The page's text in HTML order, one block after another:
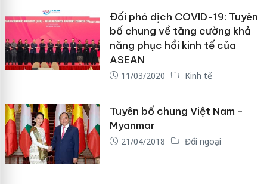
Đối phó dịch COVID-19: Tuyên
bố chung về tăng cường khả
năng phục hồi kinh tế của
ASEAN
11/03/2020 Kinh tế
Tuyên bố chung Việt Nam -
Myanmar
21/04/2018 Đối ngoại